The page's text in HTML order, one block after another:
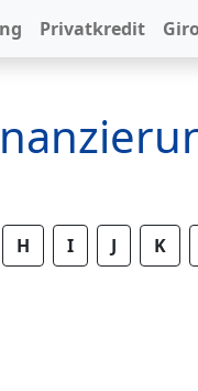
Privatkredit
H I J K